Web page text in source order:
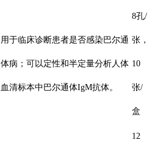
用于临床诊断患者是否感染巴尔通
体病；可以定性和半定量分析人体
血清标本中巴尔通体IgM抗体。
8孔/
张，
10
张/
盒
12